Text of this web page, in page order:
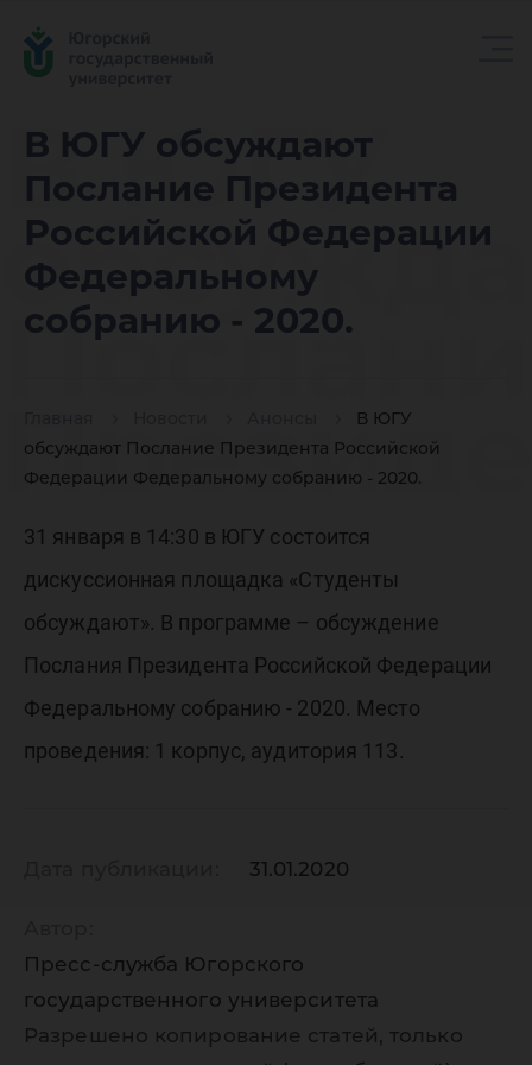
В ЮГУ обсуждают
Послание Президента
Российской Федерации
Федеральному
собранию - 2020.
В ЮГУ
обсуждают Послание Президента Российской
Федерации Федеральному собранию - 2020.
В ЮГУ
2020.
31 января в 14:30 в ЮГУ состоится
дискуссионная площадка «Студенты
обсуждают». В программе – обсуждение
Послания Президента Российской Федерации
Федеральному собранию - 2020. Место
проведения: 1 корпус, аудитория 113.
31.01.2020
Пресс-служба Югорского
государственного университета
Разрешено копирование статей, только